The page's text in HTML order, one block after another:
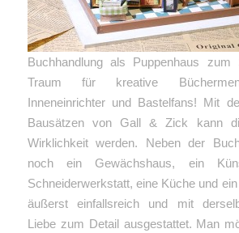
Buchhandlung als Puppenhaus zum
Traum für kreative
Inneneinrichter und Bastelfans! Mit
Bausätzen von Gall & Zick kann
Wirklichkeit werden. Neben der
noch ein Gewächshaus, ein
Schneiderwerkstatt, eine Küche und
äußerst einfallsreich und mit
Liebe zum Detail ausgestattet. Man